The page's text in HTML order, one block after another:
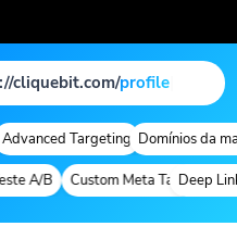
cliquebit.com/profile|
Targeting Domínios da marca
A/B Custom Meta TagsDeep Links